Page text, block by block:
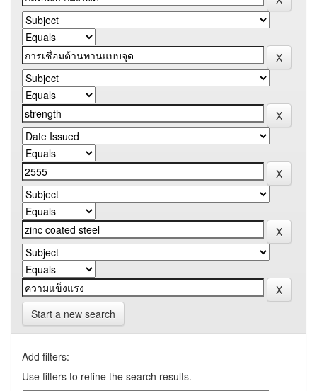
Start a new search
Add filters:
Use filters to refine the search results.